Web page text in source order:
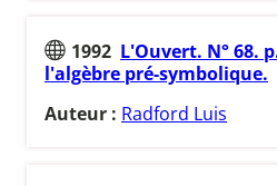
1992 L'Ouvert. N° 68.
l'algèbre pré-symbolique.
Auteur : Radford Luis